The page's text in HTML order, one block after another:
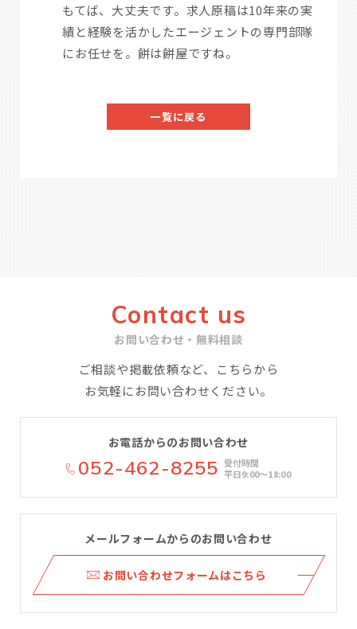
もてば、大丈夫です。求人原稿は10年来の実
績と経験を活かしたエージェントの専門部隊
にお任せを。餅は餅屋ですね。
一覧に戻る
Contact us
お問い合わせ・無料相談
ご相談や掲載依頼など、こちらから
お気軽にお問い合わせください。
お電話からのお問い合わせ
052-462-8255 受付時間
平日9:00〜18:00
メールフォームからのお問い合わせ
お問い合わせフォームはこちら